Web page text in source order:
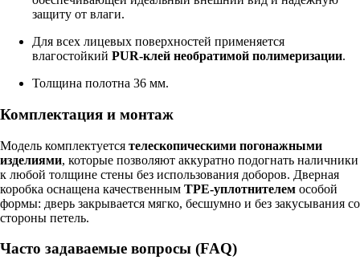
защиту от влаги.
Для всех лицевых поверхностей применяется
влагостойкий PUR-клей необратимой полимеризации.
Толщина полотна 36 мм.
Комплектация и монтаж
Модель комплектуется телескопическими погонажными
изделиями, которые позволяют аккуратно подогнать наличники
к любой толщине стены без использования доборов. Дверная
коробка оснащена качественным TPE-уплотнителем особой
формы: дверь закрывается мягко, бесшумно и без закусывания со
стороны петель.
Часто задаваемые вопросы (FAQ)